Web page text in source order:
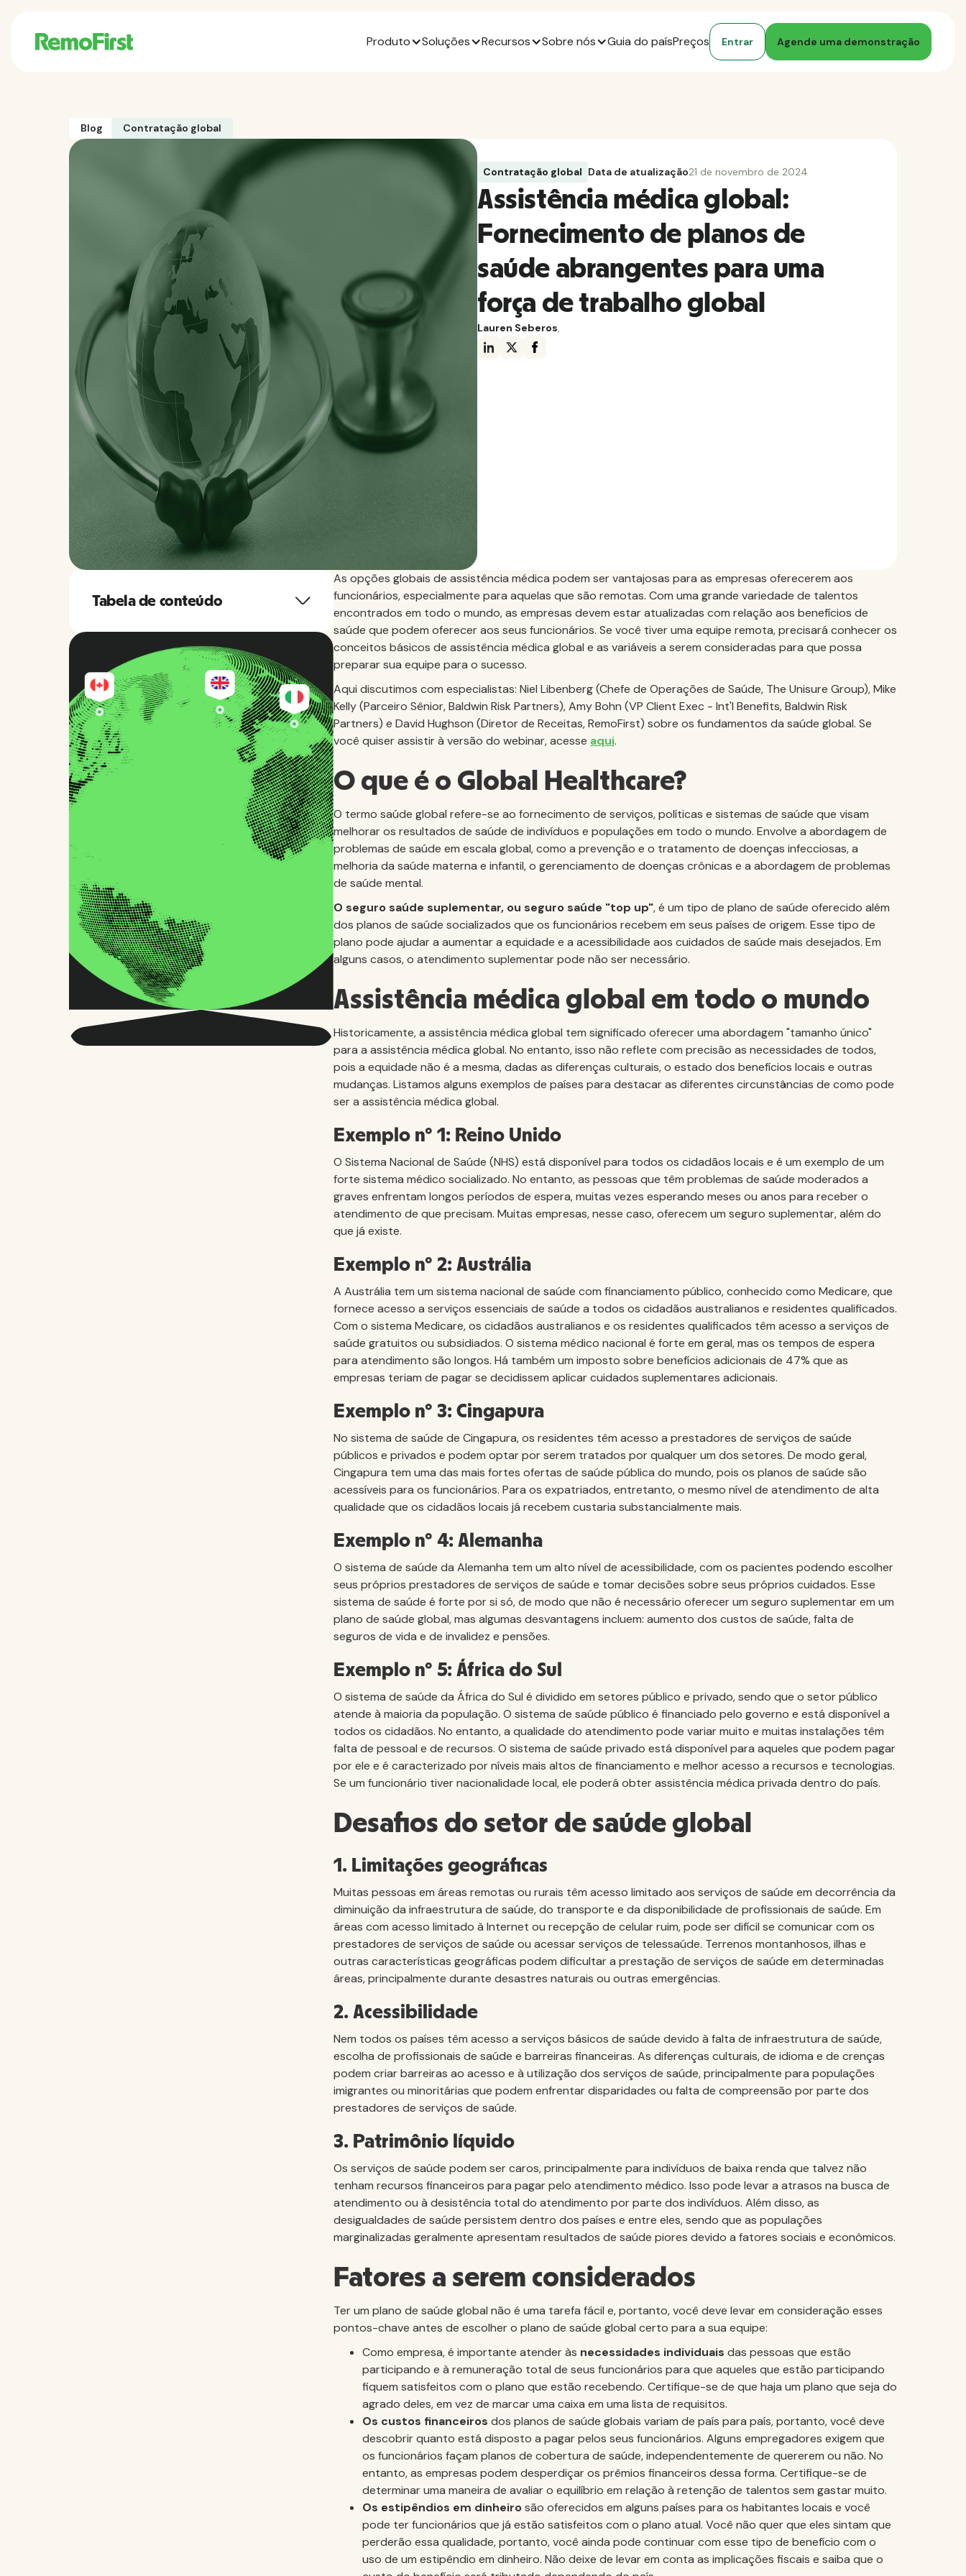
Produto Soluções Recursos Sobre nós Guia do paísPreços Entrar Agende uma demonstração
Blog Contratação global
Contratação global Data de atualização21 de novembro de 2024
Assistência médica global:
Fornecimento de planos de
saúde abrangentes para uma
força de trabalho global
Lauren Seberos,
Tabela de conteúdo
As opções globais de assistência médica podem ser vantajosas para as empresas oferecerem aos
funcionários, especialmente para aquelas que são remotas. Com uma grande variedade de talentos
encontrados em todo o mundo, as empresas devem estar atualizadas com relação aos benefícios de
saúde que podem oferecer aos seus funcionários. Se você tiver uma equipe remota, precisará conhecer os
conceitos básicos de assistência médica global e as variáveis a serem consideradas para que possa
preparar sua equipe para o sucesso.
Aqui discutimos com especialistas: Niel Libenberg (Chefe de Operações de Saúde, The Unisure Group), Mike
Kelly (Parceiro Sênior, Baldwin Risk Partners), Amy Bohn (VP Client Exec - Int'l Benefits, Baldwin Risk
Partners) e David Hughson (Diretor de Receitas, RemoFirst) sobre os fundamentos da saúde global. Se
você quiser assistir à versão do webinar, acesse aqui.
O que é o Global Healthcare?
O termo saúde global refere-se ao fornecimento de serviços, políticas e sistemas de saúde que visam
melhorar os resultados de saúde de indivíduos e populações em todo o mundo. Envolve a abordagem de
problemas de saúde em escala global, como a prevenção e o tratamento de doenças infecciosas, a
melhoria da saúde materna e infantil, o gerenciamento de doenças crônicas e a abordagem de problemas
de saúde mental.
O seguro saúde suplementar, ou seguro saúde "top up", é um tipo de plano de saúde oferecido além
dos planos de saúde socializados que os funcionários recebem em seus países de origem. Esse tipo de
plano pode ajudar a aumentar a equidade e a acessibilidade aos cuidados de saúde mais desejados. Em
alguns casos, o atendimento suplementar pode não ser necessário.
Assistência médica global em todo o mundo
Historicamente, a assistência médica global tem significado oferecer uma abordagem "tamanho único"
para a assistência médica global. No entanto, isso não reflete com precisão as necessidades de todos,
pois a equidade não é a mesma, dadas as diferenças culturais, o estado dos benefícios locais e outras
mudanças. Listamos alguns exemplos de países para destacar as diferentes circunstâncias de como pode
ser a assistência médica global.
Exemplo nº 1: Reino Unido
O Sistema Nacional de Saúde (NHS) está disponível para todos os cidadãos locais e é um exemplo de um
forte sistema médico socializado. No entanto, as pessoas que têm problemas de saúde moderados a
graves enfrentam longos períodos de espera, muitas vezes esperando meses ou anos para receber o
atendimento de que precisam. Muitas empresas, nesse caso, oferecem um seguro suplementar, além do
que já existe.
Exemplo nº 2: Austrália
A Austrália tem um sistema nacional de saúde com financiamento público, conhecido como Medicare, que
fornece acesso a serviços essenciais de saúde a todos os cidadãos australianos e residentes qualificados.
Com o sistema Medicare, os cidadãos australianos e os residentes qualificados têm acesso a serviços de
saúde gratuitos ou subsidiados. O sistema médico nacional é forte em geral, mas os tempos de espera
para atendimento são longos. Há também um imposto sobre benefícios adicionais de 47% que as
empresas teriam de pagar se decidissem aplicar cuidados suplementares adicionais.
Exemplo nº 3: Cingapura
No sistema de saúde de Cingapura, os residentes têm acesso a prestadores de serviços de saúde
públicos e privados e podem optar por serem tratados por qualquer um dos setores. De modo geral,
Cingapura tem uma das mais fortes ofertas de saúde pública do mundo, pois os planos de saúde são
acessíveis para os funcionários. Para os expatriados, entretanto, o mesmo nível de atendimento de alta
qualidade que os cidadãos locais já recebem custaria substancialmente mais.
Exemplo nº 4: Alemanha
O sistema de saúde da Alemanha tem um alto nível de acessibilidade, com os pacientes podendo escolher
seus próprios prestadores de serviços de saúde e tomar decisões sobre seus próprios cuidados. Esse
sistema de saúde é forte por si só, de modo que não é necessário oferecer um seguro suplementar em um
plano de saúde global, mas algumas desvantagens incluem: aumento dos custos de saúde, falta de
seguros de vida e de invalidez e pensões.
Exemplo nº 5: África do Sul
O sistema de saúde da África do Sul é dividido em setores público e privado, sendo que o setor público
atende à maioria da população. O sistema de saúde público é financiado pelo governo e está disponível a
todos os cidadãos. No entanto, a qualidade do atendimento pode variar muito e muitas instalações têm
falta de pessoal e de recursos. O sistema de saúde privado está disponível para aqueles que podem pagar
por ele e é caracterizado por níveis mais altos de financiamento e melhor acesso a recursos e tecnologias.
Se um funcionário tiver nacionalidade local, ele poderá obter assistência médica privada dentro do país.
Desafios do setor de saúde global
1. Limitações geográficas
Muitas pessoas em áreas remotas ou rurais têm acesso limitado aos serviços de saúde em decorrência da
diminuição da infraestrutura de saúde, do transporte e da disponibilidade de profissionais de saúde. Em
áreas com acesso limitado à Internet ou recepção de celular ruim, pode ser difícil se comunicar com os
prestadores de serviços de saúde ou acessar serviços de telessaúde. Terrenos montanhosos, ilhas e
outras características geográficas podem dificultar a prestação de serviços de saúde em determinadas
áreas, principalmente durante desastres naturais ou outras emergências.
2. Acessibilidade
Nem todos os países têm acesso a serviços básicos de saúde devido à falta de infraestrutura de saúde,
escolha de profissionais de saúde e barreiras financeiras. As diferenças culturais, de idioma e de crenças
podem criar barreiras ao acesso e à utilização dos serviços de saúde, principalmente para populações
imigrantes ou minoritárias que podem enfrentar disparidades ou falta de compreensão por parte dos
prestadores de serviços de saúde.
3. Patrimônio líquido
Os serviços de saúde podem ser caros, principalmente para indivíduos de baixa renda que talvez não
tenham recursos financeiros para pagar pelo atendimento médico. Isso pode levar a atrasos na busca de
atendimento ou à desistência total do atendimento por parte dos indivíduos. Além disso, as
desigualdades de saúde persistem dentro dos países e entre eles, sendo que as populações
marginalizadas geralmente apresentam resultados de saúde piores devido a fatores sociais e econômicos.
Fatores a serem considerados
Ter um plano de saúde global não é uma tarefa fácil e, portanto, você deve levar em consideração esses
pontos-chave antes de escolher o plano de saúde global certo para a sua equipe:
Como empresa, é importante atender às necessidades individuais das pessoas que estão
participando e à remuneração total de seus funcionários para que aqueles que estão participando
fiquem satisfeitos com o plano que estão recebendo. Certifique-se de que haja um plano que seja do
agrado deles, em vez de marcar uma caixa em uma lista de requisitos.
Os custos financeiros dos planos de saúde globais variam de país para país, portanto, você deve
descobrir quanto está disposto a pagar pelos seus funcionários. Alguns empregadores exigem que
os funcionários façam planos de cobertura de saúde, independentemente de quererem ou não. No
entanto, as empresas podem desperdiçar os prêmios financeiros dessa forma. Certifique-se de
determinar uma maneira de avaliar o equilíbrio em relação à retenção de talentos sem gastar muito.
Os estipêndios em dinheirosão oferecidos em alguns países para os habitantes locais e você
pode ter funcionários que já estão satisfeitos com o plano atual. Você não quer que eles sintam que
perderão essa qualidade, portanto, você ainda pode continuar com esse tipo de benefício com o
uso de um estipêndio em dinheiro. Não deixe de levar em conta as implicações fiscais e saiba que o